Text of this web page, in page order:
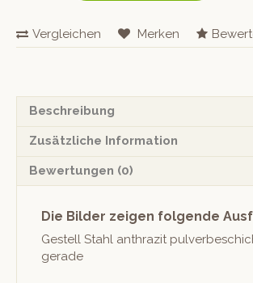
Vario»
Latten
Vergleichen Merken
Beschreibung
Zusätzliche Information
Bewertungen (0)
Die Bilder zeigen folgende
Gestell Stahl anthraz­it
gerade